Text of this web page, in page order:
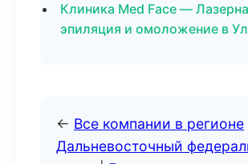
Клиника Med Face —
эпиляция и омоложение в
← Все компании в регионе
Дальневосточный